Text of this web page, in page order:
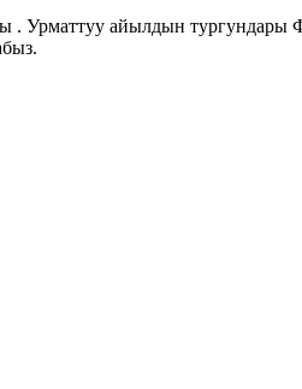
. Урматтуу айылдын тургундары